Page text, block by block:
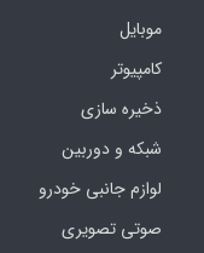
موبایل
کامپیوتر
ذخیره سازی
شبکه و دوربین
لوازم جانبی خودرو
صوتی تصویری